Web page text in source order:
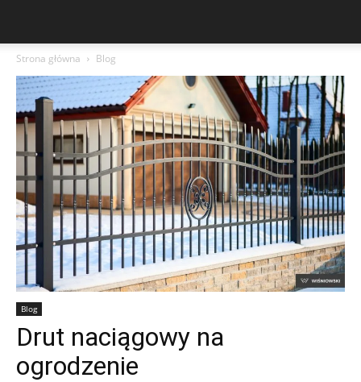
Strona główna Blog
Blog
Drut naciągowy na
ogrodzenie